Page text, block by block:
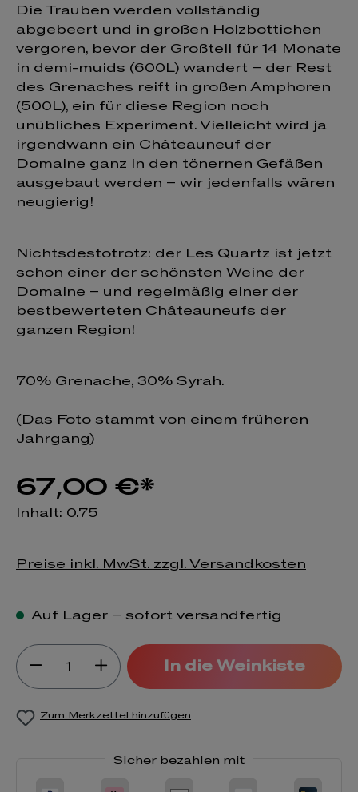
Die Trauben werden vollständig
abgebeert und in großen Holzbottichen
vergoren, bevor der Großteil für 14 Monate
in demi-muids (600L) wandert – der Rest
des Grenaches reift in großen Amphoren
(500L), ein für diese Region noch
unübliches Experiment. Vielleicht wird ja
irgendwann ein Châteauneuf der
Domaine ganz in den tönernen Gefäßen
ausgebaut werden – wir jedenfalls wären
neugierig!
Nichtsdestotrotz: der Les Quartz ist jetzt
schon einer der schönsten Weine der
Domaine – und regelmäßig einer der
bestbewerteten Châteauneufs der
ganzen Region!
70% Grenache, 30% Syrah.
(Das Foto stammt von einem früheren
Jahrgang)
67,00 €*
Inhalt: 0.75
Preise inkl. MwSt. zzgl. Versandkosten
Auf Lager – sofort versandfertig
Produkt Anzahl: Gib den
In die Weinkiste
Zum Merkzettel hinzufügen
Sicher bezahlen mit